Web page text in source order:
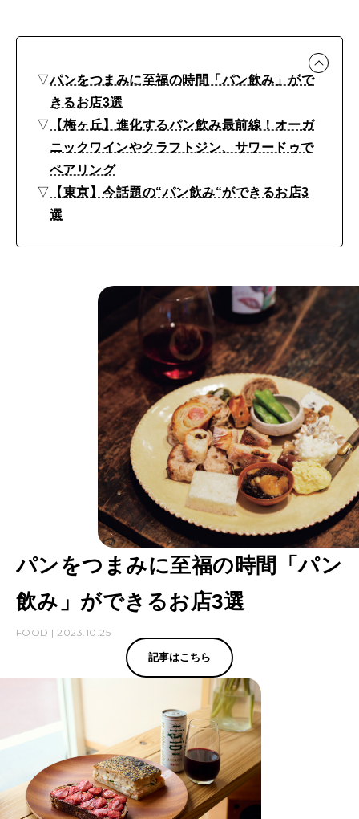
が
ー
▽パンをつまみに至福の時間「パン飲み」がで
きるお店3選
▽ 【梅ヶ丘】進化するパン飲み最前線！オーガ
ニックワインやクラフトジン、サワードゥで
ペアリング
▽ 【東京】今話題の“パン飲み“ができるお店3
選
パンをつまみに至福の時間「パン
飲み」ができるお店3選
FOOD | 2023.10.25
記事はこちら